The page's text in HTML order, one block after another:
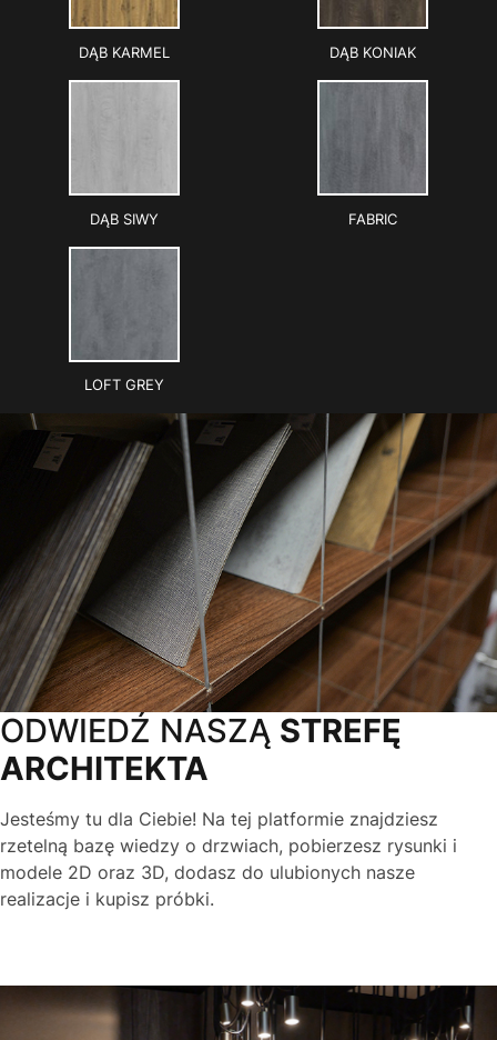
DĄB KARMEL DĄB KONIAK
DĄB SIWY FABRIC
LOFT GREY
ODWIEDŹ NASZĄ STREFĘ
ARCHITEKTA
Jesteśmy tu dla Ciebie! Na tej platformie znajdziesz
rzetelną bazę wiedzy o drzwiach, pobierzesz rysunki i
modele 2D oraz 3D, dodasz do ulubionych nasze
realizacje i kupisz próbki.